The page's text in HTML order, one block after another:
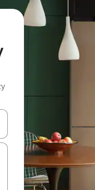
za pomocą klawiszy